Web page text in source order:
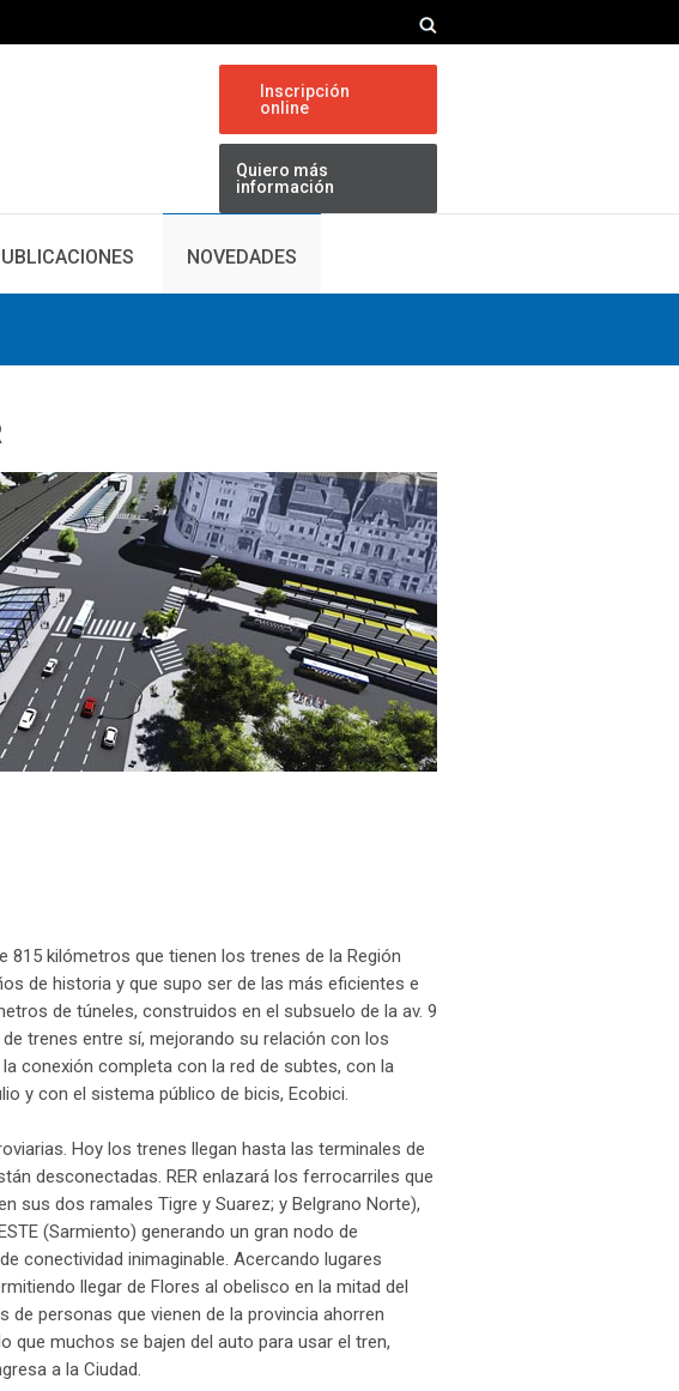
Inscripción
online
Quiero más
información
NOVEDADES
815 kilómetros que tienen los trenes de la Región
de historia y que supo ser de las más eficientes e
de túneles, construidos en el subsuelo de la av. 9
trenes entre sí, mejorando su relación con los
conexión completa con la red de subtes, con la
y con el sistema público de bicis, Ecobici.
Hoy los trenes llegan hasta las terminales de
desconectadas. RER enlazará los ferrocarriles que
sus dos ramales Tigre y Suarez; y Belgrano Norte),
(Sarmiento) generando un gran nodo de
conectividad inimaginable. Acercando lugares
llegar de Flores al obelisco en la mitad del
de personas que vienen de la provincia ahorren
que muchos se bajen del auto para usar el tren,
a la Ciudad.